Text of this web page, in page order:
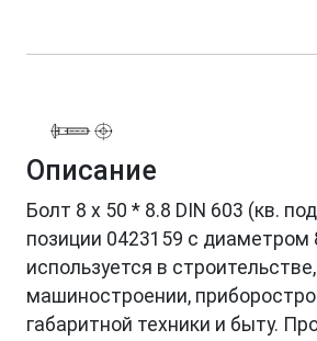
Описание
Болт 8 х 50 * 8.8 DIN 603 (кв.
позиции 0423159 с диаметром
используется в строительстве,
машиностроении,
габаритной техники и быту.